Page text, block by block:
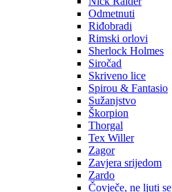
Odmetnuti
Riđobradi
Rimski orlovi
Sherlock Holmes
Siročad
Skriveno lice
Spirou & Fantasio
Sužanjstvo
Škorpion
Thorgal
Tex Willer
Zagor
Zavjera srijedom
Zardo
Čovječe, ne ljuti se